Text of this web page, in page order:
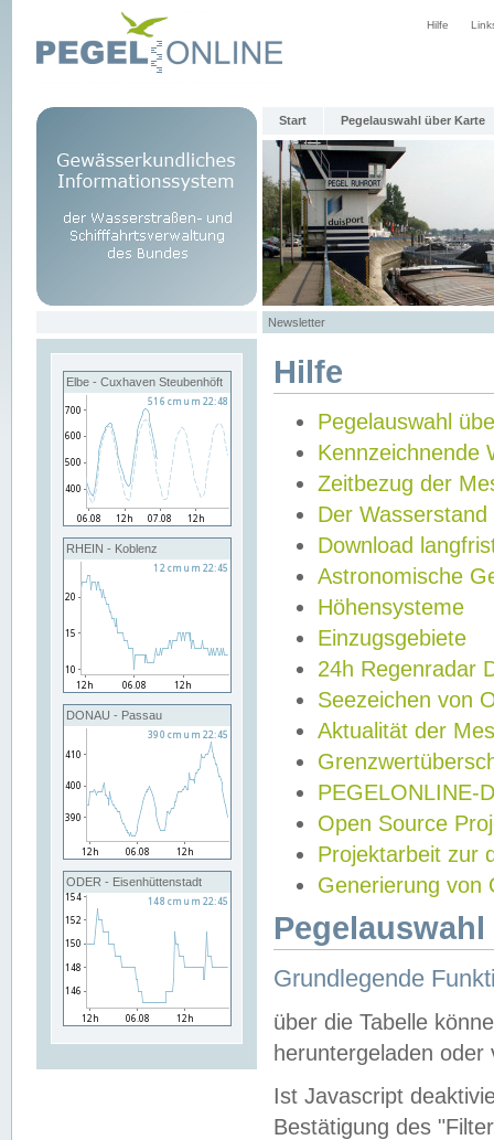
Hilfe
Start Pegelauswahl über Karte
Newsletter
Elbe - Cuxhaven Steubenhöft
RHEIN - Koblenz
DONAU - Passau
ODER - Eisenhüttenstadt
Hilfe
Pegelauswahl
Kennzeichnende
Zeitbezug der
Der Wasserstand
Download
Astronomische
Höhensysteme
Einzugsgebiete
24h Regenradar
Seezeichen von
Aktualität der
PEGELONLINE-
Open Source
Projektarbeit zur
Generierung von
Grundlegende
über die Tabelle
heruntergeladen oder
Ist Javascript
Bestätigung des